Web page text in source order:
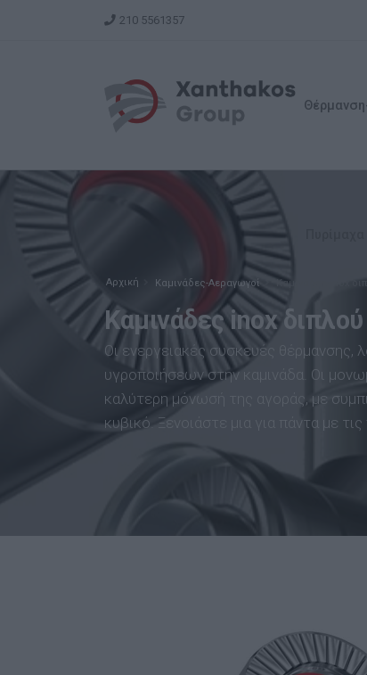
210 5561357
Αρχική Καμινάδες-Αεραγωγοί Καμινάδες inox
Καμινάδες inox
Οι ενεργειακές συσκευές θέρμανσης,
υγροποιήσεων στην καμινάδα. Οι
καλύτερη μόνωσή της αγοράς, με
κυβικό. Ξενοιάστε μια για πάντα με